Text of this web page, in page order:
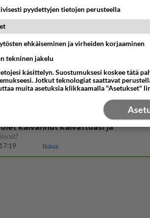
ymmärtänyt oikein?
suhde/molemmat ovat täysin poissuljettuja
kaivannut kaivattuasi ja
Ikävä
pyydettyjen tietojen perusteella
ehkäiseminen ja virheiden korjaaminen
tekninen jakelu
käsittelyn. Suostumuksesi koskee tätä
Jotkut teknologiat saattavat
muita asetuksia klikkaamalla "Asetukset"